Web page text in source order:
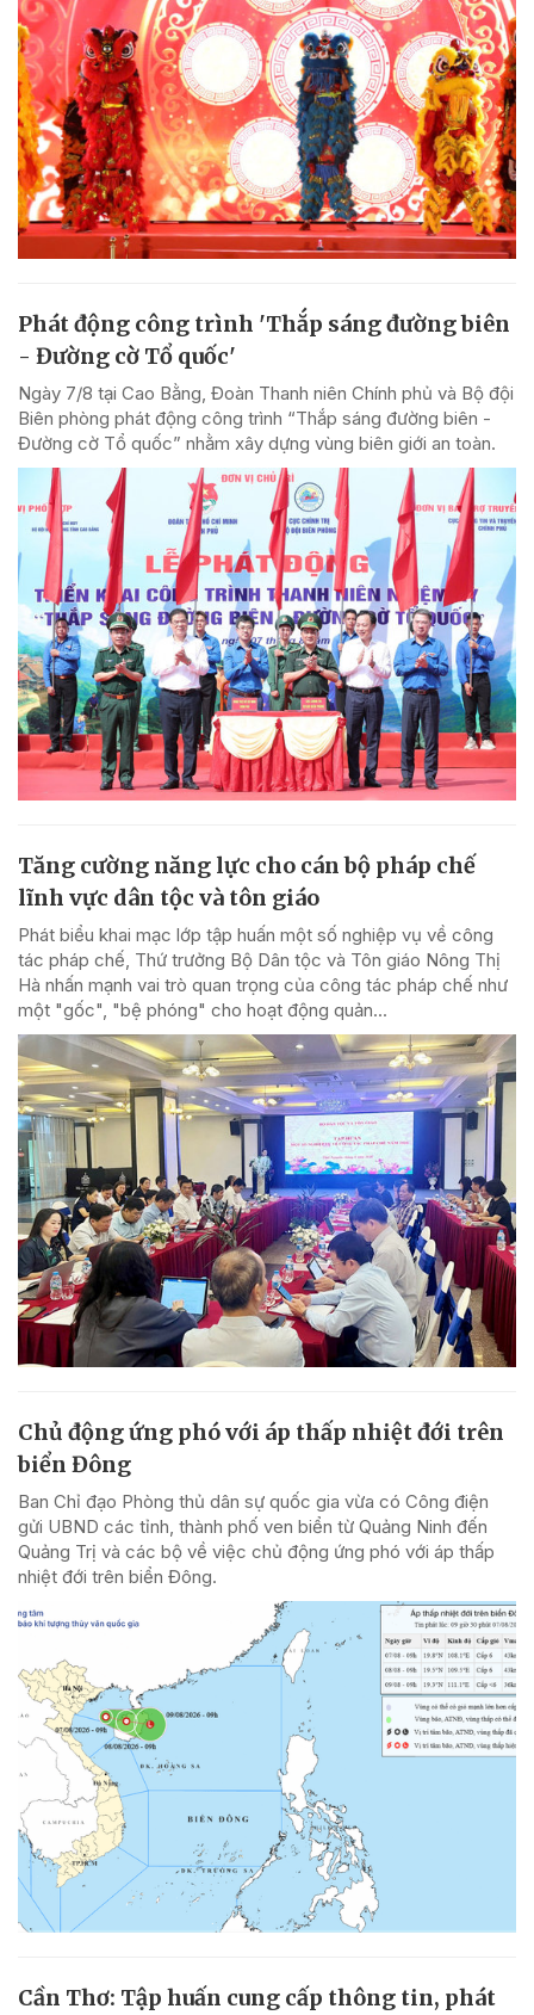
Phát động công trình 'Thắp sáng đường biên
- Đường cờ Tổ quốc'
Ngày 7/8 tại Cao Bằng, Đoàn Thanh niên Chính phủ và Bộ đội
Biên phòng phát động công trình “Thắp sáng đường biên -
Đường cờ Tổ quốc” nhằm xây dựng vùng biên giới an toàn.
Tăng cường năng lực cho cán bộ pháp chế
lĩnh vực dân tộc và tôn giáo
Phát biểu khai mạc lớp tập huấn một số nghiệp vụ về công
tác pháp chế, Thứ trưởng Bộ Dân tộc và Tôn giáo Nông Thị
Hà nhấn mạnh vai trò quan trọng của công tác pháp chế như
một "gốc", "bệ phóng" cho hoạt động quản...
Chủ động ứng phó với áp thấp nhiệt đới trên
biển Đông
Ban Chỉ đạo Phòng thủ dân sự quốc gia vừa có Công điện
gửi UBND các tỉnh, thành phố ven biển từ Quảng Ninh đến
Quảng Trị và các bộ về việc chủ động ứng phó với áp thấp
nhiệt đới trên biển Đông.
Cần Thơ: Tập huấn cung cấp thông tin, phát